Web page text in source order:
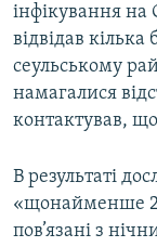
інфікування на
відвідав
сеульському
намагалися
контактував,
В результаті
«щонайменше
пов’язані з